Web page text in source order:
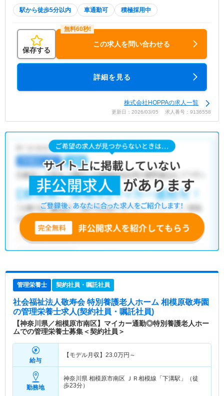
駅から徒歩5分以内 車通勤可 積極採用中
保存する
この求人を問い合わせる
詳細を見る
株式会社HOPPAの求人一覧
更新日：2026/03/05 求人番号：9136558
管理栄養士 契約社員・嘱託社員
社会福祉法人敬寿会 特別養護老人ホーム 相模原敬寿園
の管理栄養士求人(契約社員・嘱託社員)
【神奈川県／相模原市南区】マイカー通勤◎特別養護老人ホー
ムでの管理栄養士募集＜契約社員＞
給与
【モデル月収】 23.0万円～
勤務地
神奈川県 相模原市南区 ＪＲ相模線「下溝駅」（徒
歩23分）